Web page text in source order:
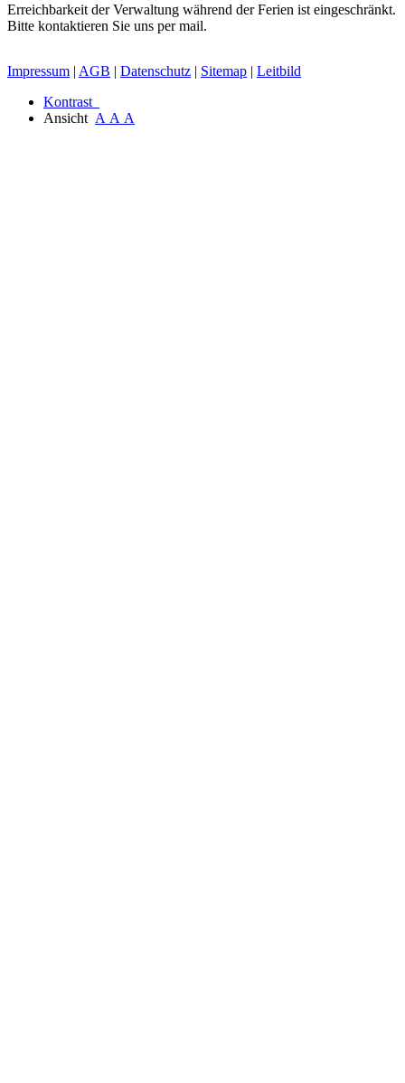
Erreichbarkeit der Verwaltung während der Ferien ist eingeschränkt.
Bitte kontaktieren Sie uns per mail.
Impressum | AGB | Datenschutz | Sitemap | Leitbild
Kontrast
Ansicht A A A